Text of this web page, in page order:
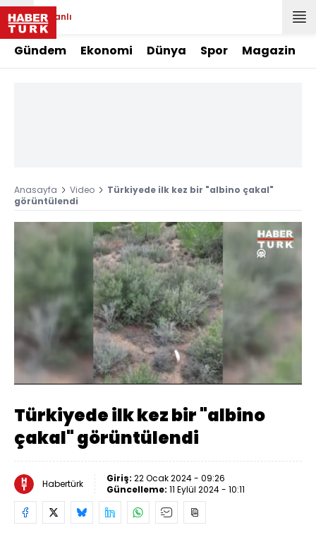
Canlı
Gündem Ekonomi Dünya Spor Magazin
Anasayfa Video
Türkiyede ilk kez bir "albino çakal"
görüntülendi
Sesi
Aç
Yüklendi:
100.00%
Oynatma
Hızı
Türkiyede ilk kez bir "albino
çakal" görüntülendi
Habertürk Giriş: 22 Ocak 2024 - 09:26
Güncelleme: 11 Eylül 2024 - 10:11